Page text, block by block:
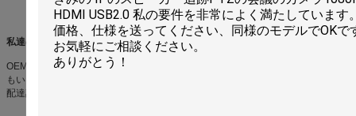
私達のサービス
OEMサービス:私達は私達の顧客のためのOEMおよびODMサービスを提供して
もいい
配達調達期間:3-5仕事日のサンプル順序、7-15仕事日の大量注文